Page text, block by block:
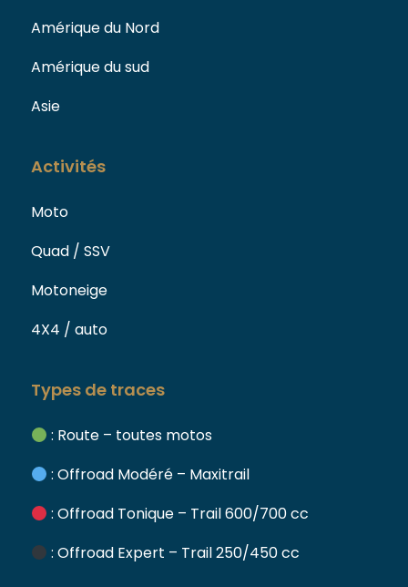
Amérique du Nord
Amérique du sud
Asie
Activités
Moto
Quad / SSV
Motoneige
4X4 / auto
Types de traces
: Route – toutes motos
: Offroad Modéré – Maxitrail
: Offroad Tonique – Trail 600/700 cc
: Offroad Expert – Trail 250/450 cc